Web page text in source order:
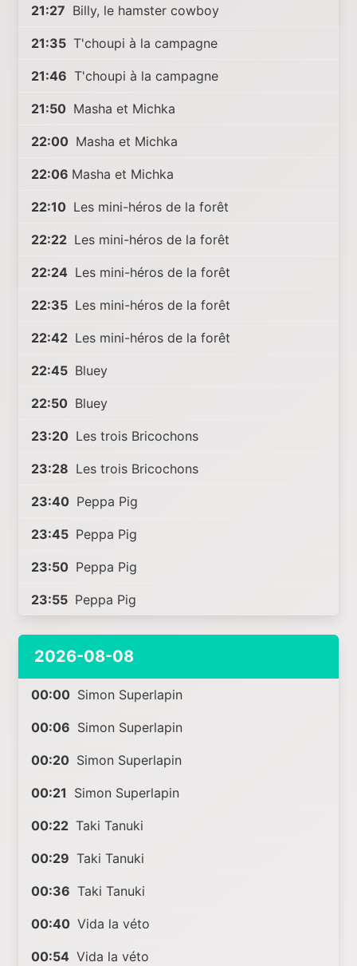
21:27 Billy, le hamster cowboy
21:35 T'choupi à la campagne
21:46 T'choupi à la campagne
21:50 Masha et Michka
22:00 Masha et Michka
22:06 Masha et Michka
22:10 Les mini-héros de la forêt
22:22 Les mini-héros de la forêt
22:24 Les mini-héros de la forêt
22:35 Les mini-héros de la forêt
22:42 Les mini-héros de la forêt
22:45 Bluey
22:50 Bluey
23:20 Les trois Bricochons
23:28 Les trois Bricochons
23:40 Peppa Pig
23:45 Peppa Pig
23:50 Peppa Pig
23:55 Peppa Pig
2026-08-08
00:00 Simon Superlapin
00:06 Simon Superlapin
00:20 Simon Superlapin
00:21 Simon Superlapin
00:22 Taki Tanuki
00:29 Taki Tanuki
00:36 Taki Tanuki
00:40 Vida la véto
00:54 Vida la véto